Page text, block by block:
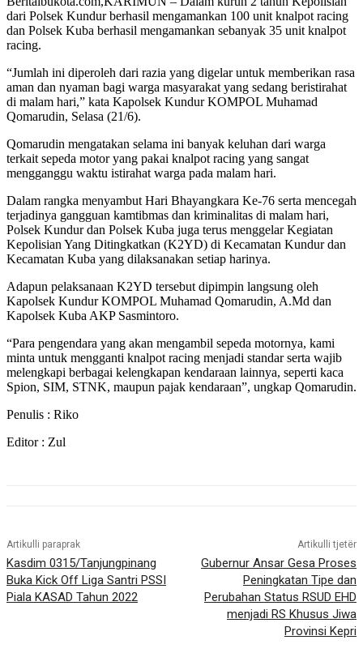
dari Polsek Kundur berhasil mengamankan 100 unit knalpot racing
dan Polsek Kuba berhasil mengamankan sebanyak 35 unit knalpot
racing.
“Jumlah ini diperoleh dari razia yang digelar untuk memberikan rasa
aman dan nyaman bagi warga masyarakat yang sedang beristirahat
di malam hari,” kata Kapolsek Kundur KOMPOL Muhamad
Qomarudin, Selasa (21/6).
Qomarudin mengatakan selama ini banyak keluhan dari warga
terkait sepeda motor yang pakai knalpot racing yang sangat
mengganggu waktu istirahat warga pada malam hari.
Dalam rangka menyambut Hari Bhayangkara Ke-76 serta mencegah
terjadinya gangguan kamtibmas dan kriminalitas di malam hari,
Polsek Kundur dan Polsek Kuba juga terus menggelar Kegiatan
Kepolisian Yang Ditingkatkan (K2YD) di Kecamatan Kundur dan
Kecamatan Kuba yang dilaksanakan setiap harinya.
Adapun pelaksanaan K2YD tersebut dipimpin langsung oleh
Kapolsek Kundur KOMPOL Muhamad Qomarudin, A.Md dan
Kapolsek Kuba AKP Sasmintoro.
“Para pengendara yang akan mengambil sepeda motornya, kami
minta untuk mengganti knalpot racing menjadi standar serta wajib
melengkapi berbagai kelengkapan kendaraan lainnya, seperti kaca
Spion, SIM, STNK, maupun pajak kendaraan”, ungkap Qomarudin.
Penulis : Riko
Editor : Zul
Artikulli paraprak
Kasdim 0315/Tanjungpinang
Buka Kick Off Liga Santri PSSI
Piala KASAD Tahun 2022
Artikulli tjetër
Gubernur Ansar Gesa Proses
Peningkatan Tipe dan
Perubahan Status RSUD EHD
menjadi RS Khusus Jiwa
Provinsi Kepri